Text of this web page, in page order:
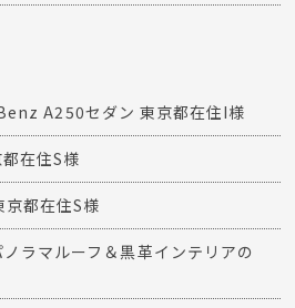
A250セダン 東京都在住I様
在住S様
都在住S様
ラマルーフ＆黒革インテリアの